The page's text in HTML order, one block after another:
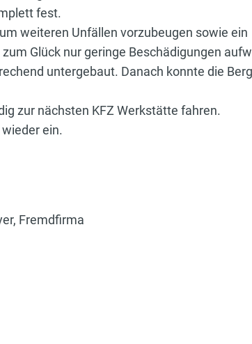
fest.
weiteren Unfällen vorzubeugen sowie ein
Glück nur geringe Beschädigungen
untergebaut. Danach konnte die
zur nächsten KFZ Werkstätte fahren.
ein.
Fremdfirma